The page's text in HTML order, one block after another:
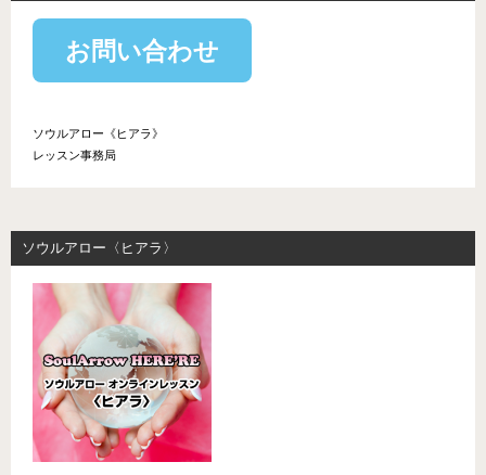
お問い合わせ
ソウルアロー《ヒアラ》
レッスン事務局
ソウルアロー〈ヒアラ〉